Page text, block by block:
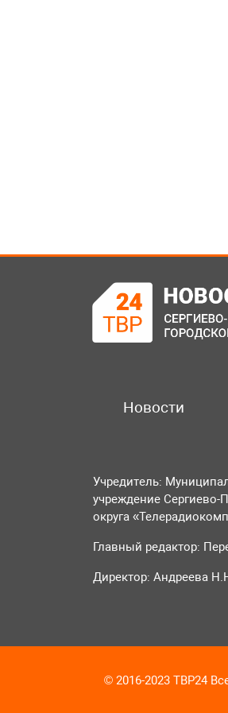
Новости
Учредитель:
учреждение Сергиево-
округа
Главный редактор:
Директор: Андреева
© 2016-2023 ТВР24